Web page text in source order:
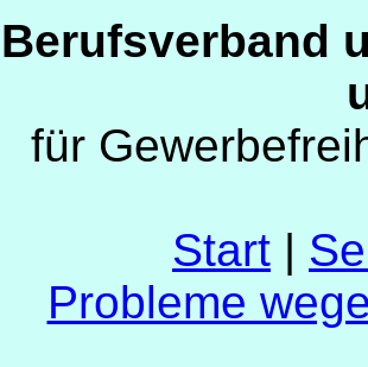
Berufsverband
für
Start |
Probleme